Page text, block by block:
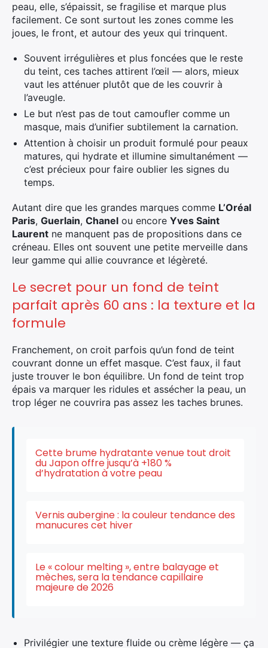
peau, elle, s’épaissit, se fragilise et marque plus
facilement. Ce sont surtout les zones comme les
joues, le front, et autour des yeux qui trinquent.
Souvent irrégulières et plus foncées que le reste
du teint, ces taches attirent l’œil — alors, mieux
vaut les atténuer plutôt que de les couvrir à
l’aveugle.
Le but n’est pas de tout camoufler comme un
masque, mais d’unifier subtilement la carnation.
Attention à choisir un produit formulé pour peaux
matures, qui hydrate et illumine simultanément —
c’est précieux pour faire oublier les signes du
temps.
Autant dire que les grandes marques comme L’Oréal
Paris, Guerlain, Chanel ou encore Yves Saint
Laurent ne manquent pas de propositions dans ce
créneau. Elles ont souvent une petite merveille dans
leur gamme qui allie couvrance et légèreté.
Le secret pour un fond de teint
parfait après 60 ans : la texture et la
formule
Franchement, on croit parfois qu’un fond de teint
couvrant donne un effet masque. C’est faux, il faut
juste trouver le bon équilibre. Un fond de teint trop
épais va marquer les ridules et assécher la peau, un
trop léger ne couvrira pas assez les taches brunes.
Cette brume hydratante venue tout droit
du Japon offre jusqu’à +180 %
d’hydratation à votre peau
Vernis aubergine : la couleur tendance des
manucures cet hiver
Le « colour melting », entre balayage et
mèches, sera la tendance capillaire
majeure de 2026
Privilégier une texture fluide ou crème légère — ça